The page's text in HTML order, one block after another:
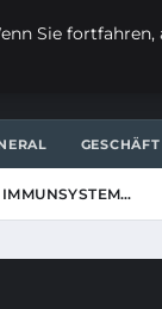
GESCHÄFT
Sie